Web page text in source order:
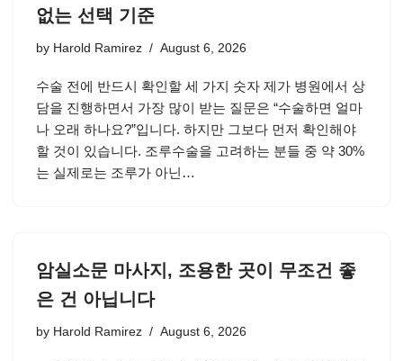
없는 선택 기준
by Harold Ramirez August 6, 2026
수술 전에 반드시 확인할 세 가지 숫자 제가 병원에서 상
담을 진행하면서 가장 많이 받는 질문은 “수술하면 얼마
나 오래 하나요?”입니다. 하지만 그보다 먼저 확인해야
할 것이 있습니다. 조루수술을 고려하는 분들 중 약 30%
는 실제로는 조루가 아닌…
암실소문 마사지, 조용한 곳이 무조건 좋
은 건 아닙니다
by Harold Ramirez August 6, 2026